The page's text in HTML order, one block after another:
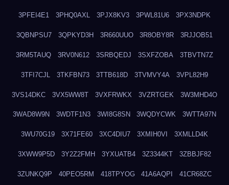
3PFEI4E1 3PHQ0AXL 3PJX8KV3 3PWL81U6 3PX3NDPK
3QBNPSU7 3QPKYD3H 3R660UUO 3R8OBY8R 3RJJOB51
3RM5TAUQ 3RV0N612 3SRBQEDJ 3SXFZOBA 3TBVTN7Z
3TFI7CJL 3TKFBN73 3TTB618D 3TVMVY4A 3VPL82H9
3VS14DKC 3VX5WW8T 3VXFRWKX 3VZRTGEK 3W3MHD4O
3WAD8W9N 3WDTF1N3 3WI8G8SN 3WQDYCWK 3WTTA97N
3WU70G19 3X71FE60 3XC4DIU7 3XMIH0VI 3XMLLD4K
3XWW9P5D 3Y2Z2FMH 3YXUATB4 3Z3344KT 3ZBBJF82
3ZUNKQ9P 40PEO5RM 418TPYOG 41A6AQPI 41CR68ZC